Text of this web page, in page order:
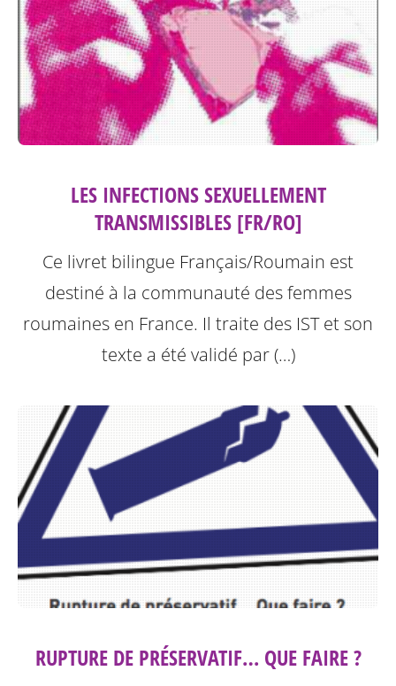
LES INFECTIONS SEXUELLEMENT
TRANSMISSIBLES [FR/RO]
Ce livret bilingue Français/Roumain est
destiné à la communauté des femmes
roumaines en France. Il traite des IST et son
texte a été validé par (…)
RUPTURE DE PRÉSERVATIF… QUE FAIRE ?